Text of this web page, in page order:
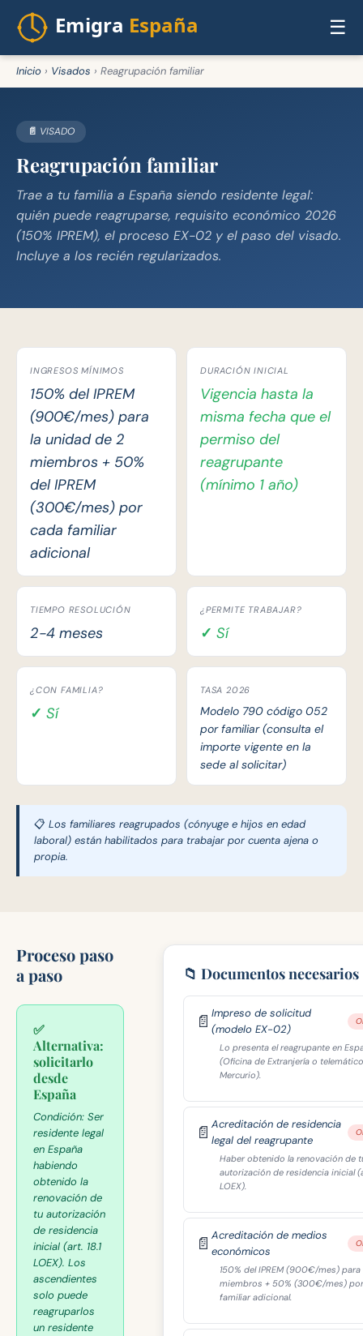
☰
Inicio › Visados › Reagrupación familiar
📄 VISADO
Reagrupación familiar
Trae a tu familia a España siendo residente legal:
quién puede reagruparse, requisito económico 2026
(150% IPREM), el proceso EX-02 y el paso del visado.
Incluye a los recién regularizados.
INGRESOS MÍNIMOS
150% del IPREM
(900€/mes) para
la unidad de 2
miembros + 50%
del IPREM
(300€/mes) por
cada familiar
adicional
DURACIÓN INICIAL
Vigencia hasta la
misma fecha que el
permiso del
reagrupante
(mínimo 1 año)
TIEMPO RESOLUCIÓN
2-4 meses
¿PERMITE TRABAJAR?
✓ Sí
¿CON FAMILIA?
✓ Sí
TASA 2026
Modelo 790 código 052
por familiar (consulta el
importe vigente en la
sede al solicitar)
📋 Los familiares reagrupados (cónyuge e hijos en edad
laboral) están habilitados para trabajar por cuenta ajena o
propia.
Proceso paso
a paso
✅
Alternativa:
solicitarlo
desde
España
Condición: Ser
residente legal
en España
habiendo
obtenido la
renovación de
tu autorización
de residencia
inicial (art. 18.1
LOEX). Los
ascendientes
solo puede
reagruparlos
un residente
📁 Documentos necesarios
📄 Impreso de solicitud
(modelo EX-02)
Lo presenta el reagrupante en
(Oficina de Extranjería o
Mercurio).
📄 Acreditación de residencia
legal del reagrupante
Haber obtenido la renovación de
autorización de residencia inicial
LOEX).
📄 Acreditación de medios
económicos
150% del IPREM (900€/mes) para
miembros + 50% (300€/mes)
familiar adicional.